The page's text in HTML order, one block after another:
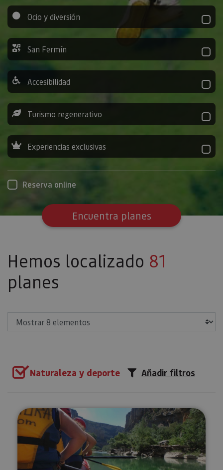
Ocio y diversión
San Fermín
Accesibilidad
Turismo regenerativo
Experiencias exclusivas
Reserva online
Encuentra planes
Hemos localizado 81
planes
Naturaleza y deporte Añadir filtros
Descenso en balsa por el río